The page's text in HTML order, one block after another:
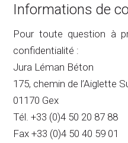
Informations de
Pour toute question à
confidentialité :
Jura Léman Béton
175, chemin de l’Aiglette
01170 Gex
Tél. +33 (0)4 50 20 87 88
Fax +33 (0)4 50 40 59 01